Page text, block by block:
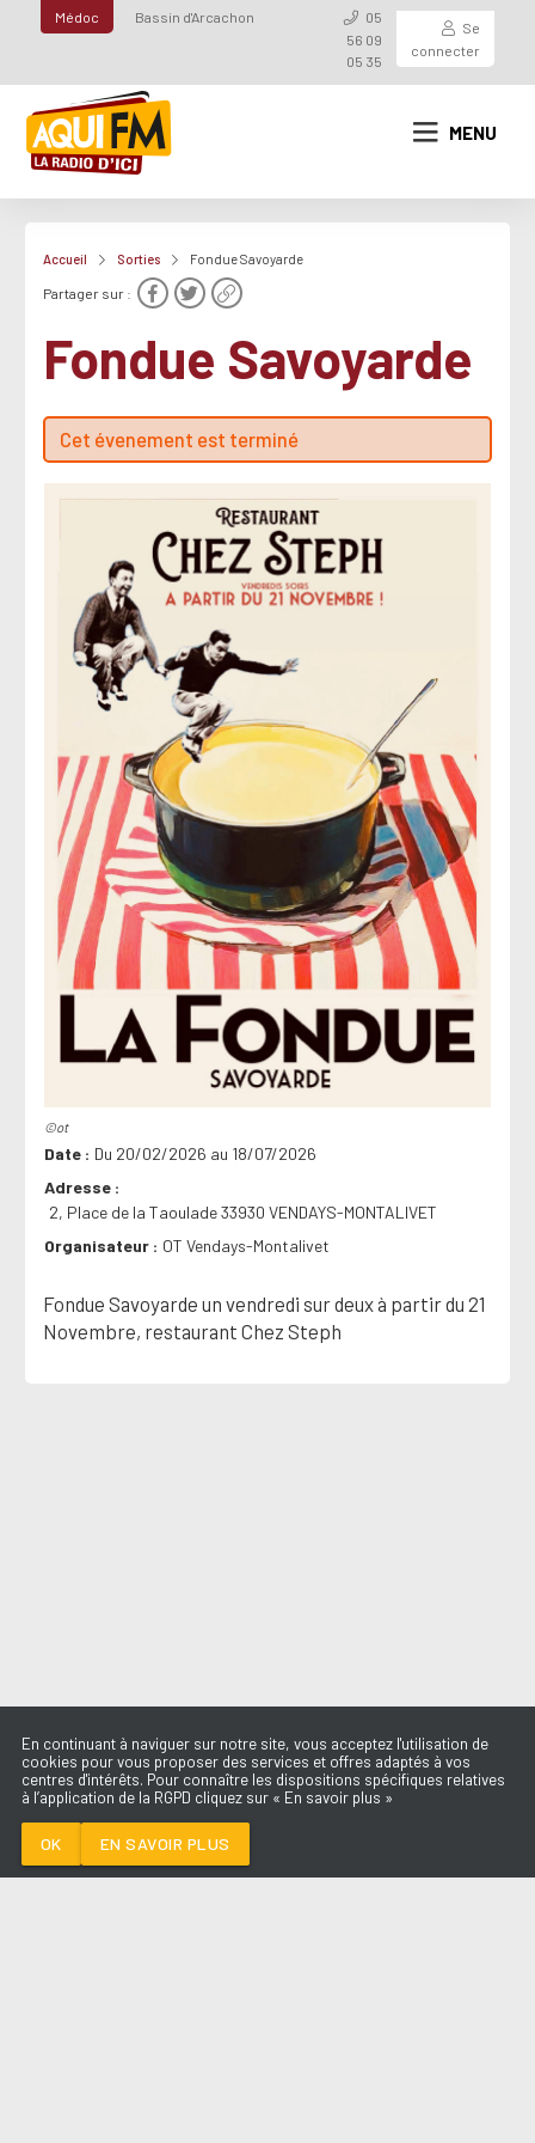
Médoc Bassin d'Arcachon
05
56 09
05 35
Se
connecter
MENU
Accueil Sorties Fondue Savoyarde
Partager sur :
Fondue Savoyarde
Cet évenement est terminé
©ot
Date
Du 20/02/2026 au 18/07/2026
Adresse
2, Place de la Taoulade 33930 VENDAYS-MONTALIVET
Organisateur
OT Vendays-Montalivet
Fondue Savoyarde un vendredi sur deux à partir du 21
Novembre, restaurant Chez Steph
En continuant à naviguer sur notre site, vous acceptez l'utilisation de
cookies pour vous proposer des services et offres adaptés à vos
centres d'intérêts. Pour connaître les dispositions spécifiques relatives
à l’application de la RGPD cliquez sur « En savoir plus »
OK EN SAVOIR PLUS